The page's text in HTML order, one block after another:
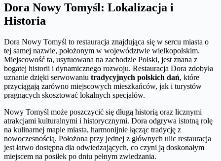
Dora Nowy Tomyśl: Lokalizacja i
Historia
Dora Nowy Tomyśl to restauracja znajdująca się w sercu miasta o
tej samej nazwie, położonym w województwie wielkopolskim.
Miejscowość ta, usytuowana na zachodzie Polski, jest znana z
bogatej historii i dynamicznego rozwoju. Restauracja Dora zdobyła
uznanie dzięki serwowaniu tradycyjnych polskich dań, które
przyciągają zarówno miejscowych mieszkańców, jak i turystów
pragnących skosztować lokalnych specjałów.
Nowy Tomyśl może poszczycić się długą historią oraz licznymi
atrakcjami kulturalnymi i historycznymi. Dora odgrywa istotną rolę
na kulinarnej mapie miasta, harmonijnie łącząc tradycję z
nowoczesnością. Położona przy jednej z głównych ulic restauracja
jest łatwo dostępna dla odwiedzających, co czyni ją doskonałym
miejscem na posiłek po dniu pełnym zwiedzania.